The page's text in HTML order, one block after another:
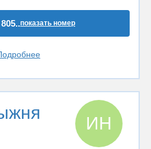
показать номер
ИН